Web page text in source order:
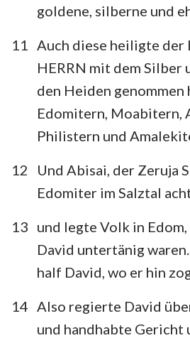
22
23 24 25
goldene, silberne und
11
Auch diese heiligte der
HERRN mit dem Silber
den Heiden genommen
Edomitern, Moabitern,
Philistern und
12
Und Abisai, der Zeruja
Edomiter im Salztal
13 und legte Volk in
David untertänig
half David, wo er hin
14 Also regierte David
und handhabte